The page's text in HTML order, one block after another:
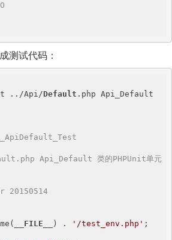
测试代码：
../Api/Default .php Api_Default
20150514
__FILE__ ) . '/test_env.php' ;